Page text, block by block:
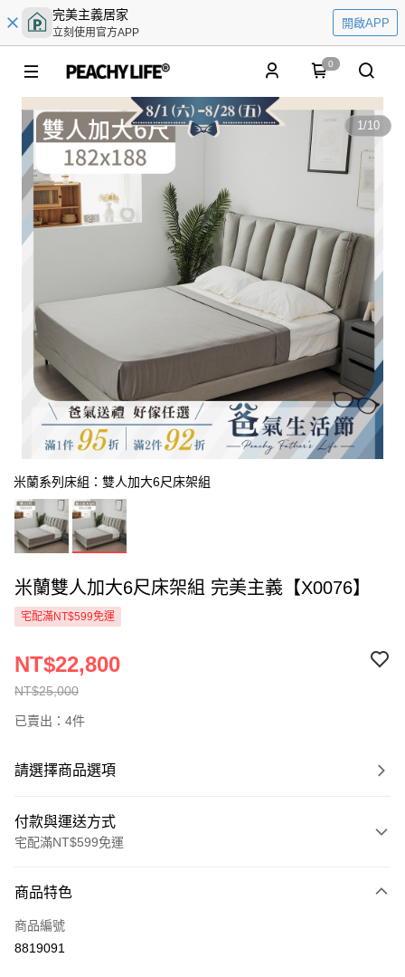
完美主義居家
立刻使用官方APP
開啟APP
0
1/10
米蘭系列床組：雙人加大6尺床架組
米蘭雙人加大6尺床架組 完美主義【X0076】
宅配滿NT$599免運
NT$25,000
NT$22,800
已賣出：4件
請選擇商品選項
付款與運送方式
宅配滿NT$599免運
信用卡一次付款
信用卡分期付款
商品特色
商品編號
8819091